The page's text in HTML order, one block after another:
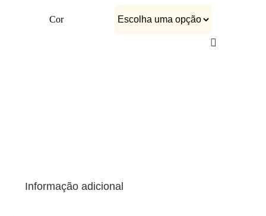
Cor
Informação adicional